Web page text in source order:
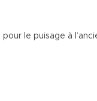
le puisage à